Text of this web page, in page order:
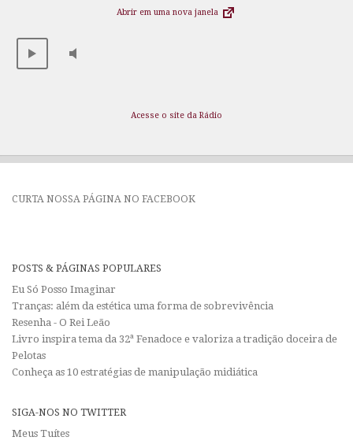
Abrir em uma nova janela
Acesse o site da Rádio
CURTA NOSSA PÁGINA NO FACEBOOK
POSTS & PÁGINAS POPULARES
Eu Só Posso Imaginar
Tranças: além da estética uma forma de sobrevivência
Resenha - O Rei Leão
Livro inspira tema da 32ª Fenadoce e valoriza a tradição doceira de
Pelotas
Conheça as 10 estratégias de manipulação midiática
SIGA-NOS NO TWITTER
Meus Tuítes